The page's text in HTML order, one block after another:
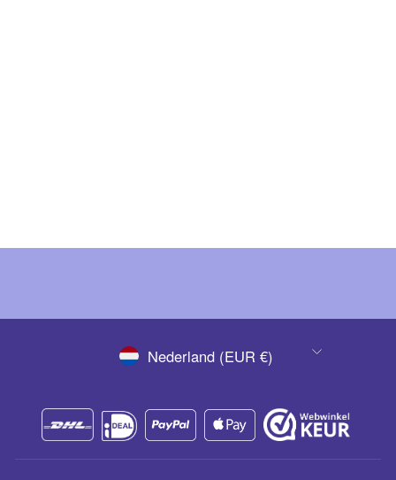
VALUTANederland (EUR €)